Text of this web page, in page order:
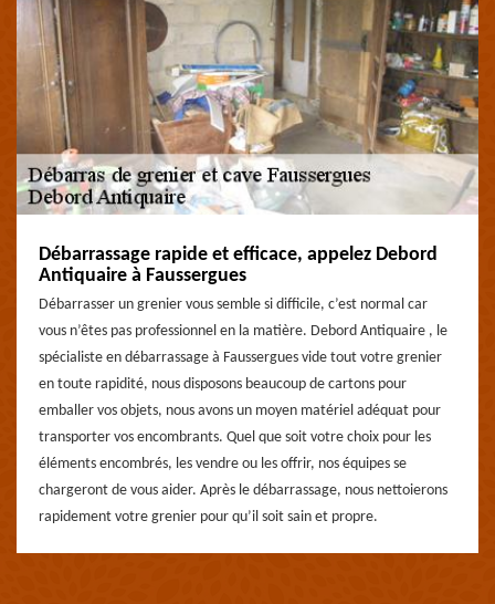
Débarrassage rapide et efficace, appelez Debord
Antiquaire à Faussergues
Débarrasser un grenier vous semble si difficile, c’est normal car
vous n’êtes pas professionnel en la matière. Debord Antiquaire , le
spécialiste en débarrassage à Faussergues vide tout votre grenier
en toute rapidité, nous disposons beaucoup de cartons pour
emballer vos objets, nous avons un moyen matériel adéquat pour
transporter vos encombrants. Quel que soit votre choix pour les
éléments encombrés, les vendre ou les offrir, nos équipes se
chargeront de vous aider. Après le débarrassage, nous nettoierons
rapidement votre grenier pour qu’il soit sain et propre.